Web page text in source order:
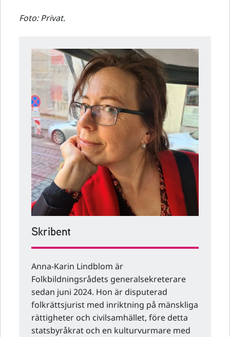
Foto: Privat.
Skribent
Anna-Karin Lindblom är
Folkbildningsrådets generalsekreterare
sedan juni 2024. Hon är disputerad
folkrättsjurist med inriktning på mänskliga
rättigheter och civilsamhället, före detta
statsbyråkrat och en kulturvurmare med